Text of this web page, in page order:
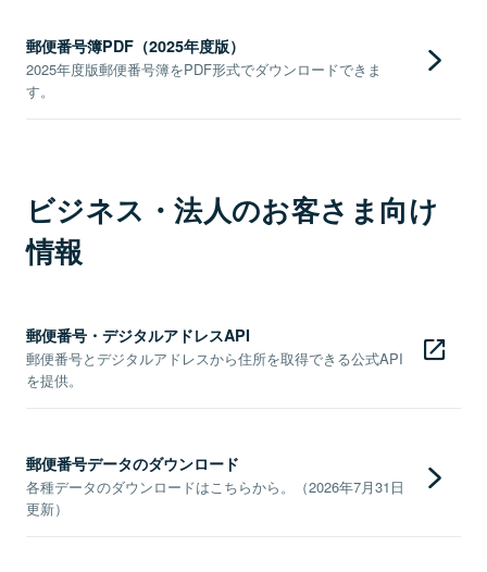
郵便番号簿PDF（2025年度版）
2025年度版郵便番号簿をPDF形式でダウンロードできま
す。
ビジネス・法人のお客さま向け
情報
郵便番号・デジタルアドレスAPI
郵便番号とデジタルアドレスから住所を取得できる公式API
を提供。
郵便番号データのダウンロード
各種データのダウンロードはこちらから。（2026年7月31日
更新）